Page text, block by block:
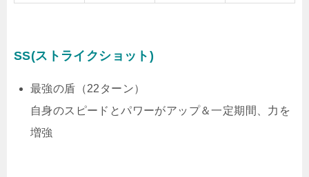
SS(ストライクショット)
最強の盾（22ターン）
自身のスピードとパワーがアップ＆一定期間、力を
増強